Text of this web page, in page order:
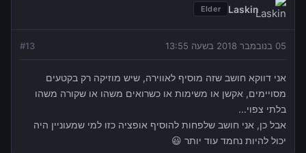
Laskin
Elder
05 בנובמבר 2018 בשעה 13:55 #13
אני דווקא חושב שזה מוסיף לאווירה, שיש מוזיקה רק בקטעים
מסויימים, אקשן או משימות או כשרואים משהו או שקורה משהו
בלתי צפוי...
אבל כן, אני חושב שלפחות להוסיף אופציה כזו למי שמעוניין היה
יכול להיות נחמד עוד יותר 😃